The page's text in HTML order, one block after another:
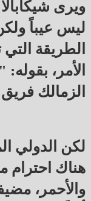
ويرى
ليس عيباً
الطريقة
الأمر،
الزمالك
لكن الدولي
هناك احترام
والأحمر،